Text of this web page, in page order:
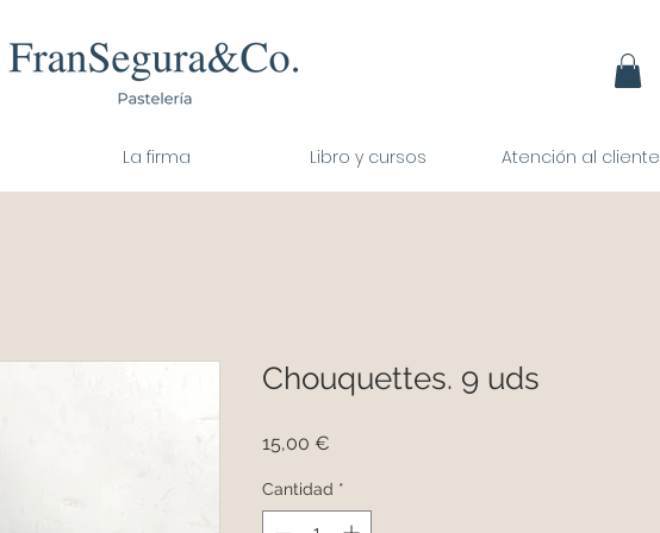
La firma Libro y cursos Atención al cliente
Chouquettes. 9 uds
15,00 €
Cantidad *